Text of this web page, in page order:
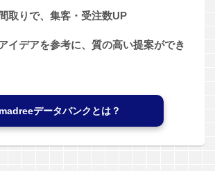
取りで、集客・受注数UP
イデアを参考に、質の高い提案ができ
madreeデータバンクとは？